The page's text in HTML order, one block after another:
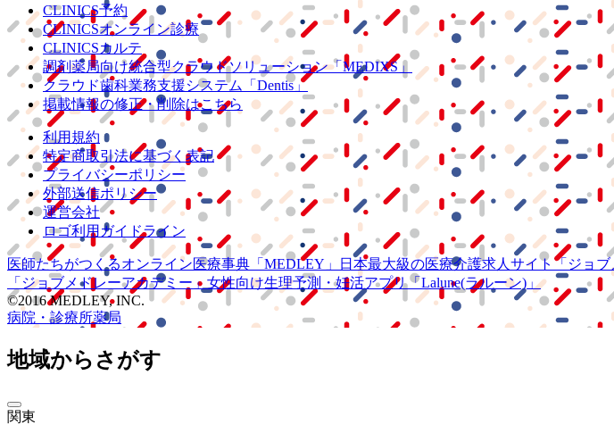
CLINICS予約
CLINICSオンライン診療
CLINICSカルテ
調剤薬局向け統合型クラウドソリューション「MEDIXS」
クラウド歯科業務支援システム
「Dentis」
掲載情報の修正・削除はこちら
利用規約
特定商取引法に基づく表記
プライバシーポリシー
外部送信ポリシー
運営会社
ロゴ利用ガイドライン
医師たちがつくるオンライン医療事典 「MEDLEY」 日本最大級の医療介護求人サイト 「ジョブ
「ジョブメドレーアカデミー」 女性向け生理予測・妊活アプリ「Lalune(ラルーン)」
©2016 MEDLEY, INC.
病院・診療所薬局
地域からさがす
関東